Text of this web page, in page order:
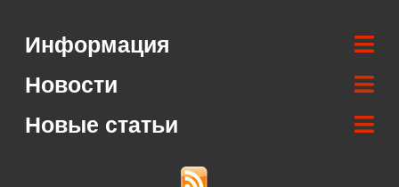
Информация
Новости
Новые статьи